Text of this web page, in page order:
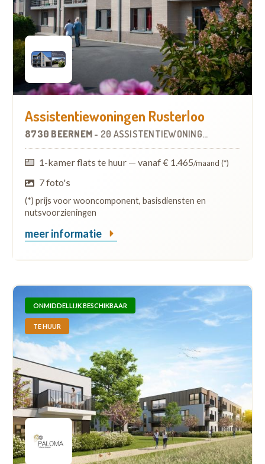
Assistentiewoningen Rusterloo
8730 BEERNEM - 20 ASSISTENTIEWONINGEN
1-kamer flats te huur — vanaf € 1.465/maand (*)
7 foto's
(*) prijs voor wooncomponent, basisdiensten en
nutsvoorzieningen
meer informatie
ONMIDDELLIJK BESCHIKBAAR
TE HUUR